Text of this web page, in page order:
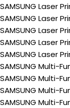
SAMSUNG Laser
SAMSUNG Laser
SAMSUNG Laser
SAMSUNG Laser
SAMSUNG Laser
SAMSUNG Multi-
SAMSUNG Multi-
SAMSUNG Multi-
SAMSUNG Multi-